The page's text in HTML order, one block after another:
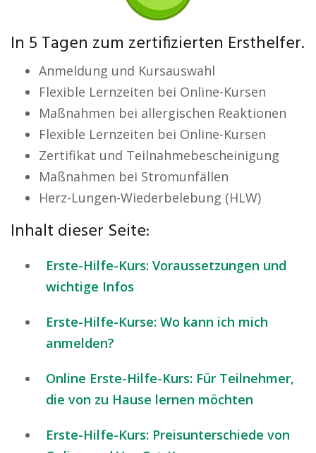
In 5 Tagen zum zertifizierten Ersthelfer.
Anmeldung und Kursauswahl
Flexible Lernzeiten bei Online-Kursen
Maßnahmen bei allergischen Reaktionen
Flexible Lernzeiten bei Online-Kursen
Zertifikat und Teilnahmebescheinigung
Maßnahmen bei Stromunfällen
Herz-Lungen-Wiederbelebung (HLW)
Inhalt dieser Seite:
Erste-Hilfe-Kurs: Voraussetzungen und
wichtige Infos
Erste-Hilfe-Kurse: Wo kann ich mich
anmelden?
Online Erste-Hilfe-Kurs: Für Teilnehmer,
die von zu Hause lernen möchten
Erste-Hilfe-Kurs: Preisunterschiede von